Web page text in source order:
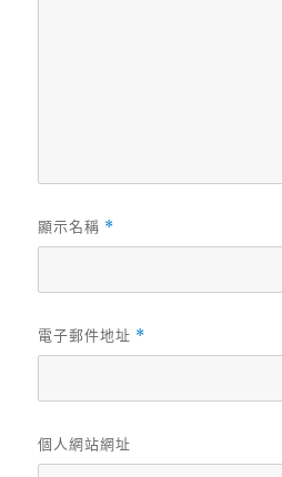
顯示名稱 *
電子郵件地址 *
個人網站網址